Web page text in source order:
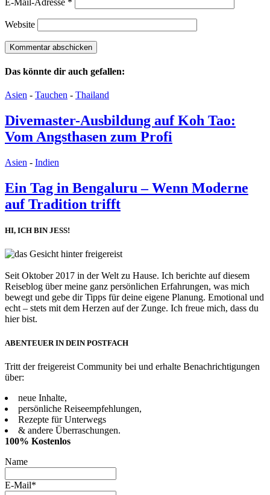
Website
Das könnte dir auch gefallen:
Asien - Tauchen - Thailand
Divemaster-Ausbildung auf Koh Tao:
Vom Angsthasen zum Profi
Asien - Indien
Ein Tag in Bengaluru – Wenn Moderne
auf Tradition trifft
HI, ICH BIN JESS!
Seit Oktober 2017 in der Welt zu Hause. Ich berichte auf diesem
Reiseblog über meine ganz persönlichen Erfahrungen, was mich
bewegt und gebe dir Tipps für deine eigene Planung. Emotional und
echt – stets mit dem Herzen auf der Zunge. Ich freue mich, dass du
hier bist.
ABENTEUER IN DEIN POSTFACH
Tritt der freigereist Community bei und erhalte Benachrichtigungen
über:
neue Inhalte,
persönliche Reiseempfehlungen,
Rezepte für Unterwegs
& andere Überraschungen.
100% Kostenlos
Name
E-Mail*